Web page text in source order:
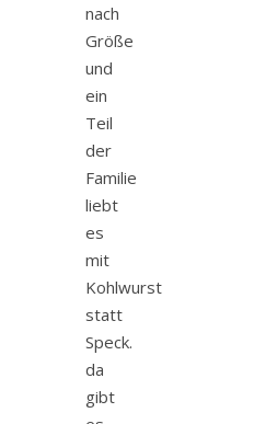
nach
Größe
und
ein
Teil
der
Familie
liebt
es
mit
Kohlwurst
statt
Speck.
da
gibt